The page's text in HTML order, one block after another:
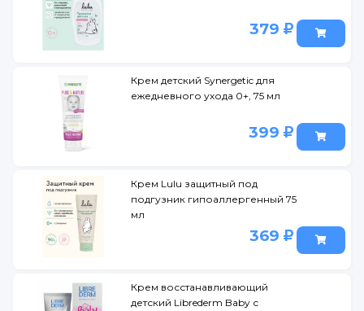
379
Крем детский Synergetic для
ежедневного ухода 0+, 75 мл
399
Крем Lulu защитный под
подгузник гипоаллергенный 75
мл
369
Крем восстанавливающий
детский Librederm Baby с